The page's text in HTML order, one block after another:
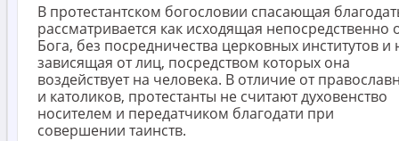
В протестантском богословии спасающая
рассматривается как исходящая непосредственно
Бога, без посредничества церковных институтов и
зависящая от лиц, посредством которых она
воздействует на человека. В отличие от
и католиков, протестанты не считают духовенство
носителем и передатчиком благодати при
совершении таинств.